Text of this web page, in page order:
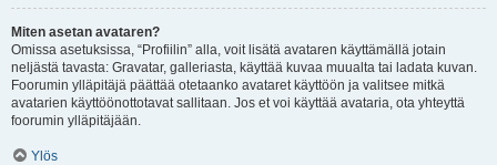
Miten asetan avataren?
Omissa asetuksissa, “Profiilin” alla, voit lisätä avataren käyttämällä jotain
neljästä tavasta: Gravatar, galleriasta, käyttää kuvaa muualta tai ladata kuvan.
Foorumin ylläpitäjä päättää otetaanko avataret käyttöön ja valitsee mitkä
avatarien käyttöönottotavat sallitaan. Jos et voi käyttää avataria, ota yhteyttä
foorumin ylläpitäjään.
Ylös